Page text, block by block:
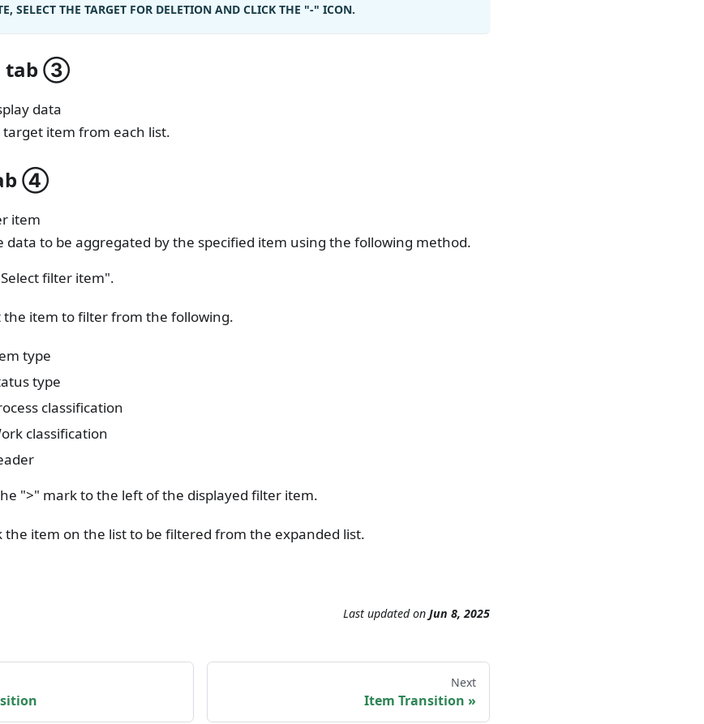
SELECT THE TARGET FOR DELETION AND CLICK THE "-" ICON.
tab ③
data
target item from each list.
④
item
data to be aggregated by the specified item using the following method.
filter item".
the item to filter from the following.
type
type
classification
classification
">" mark to the left of the displayed filter item.
the item on the list to be filtered from the expanded list.
Last updatedon Jun 8, 2025
Next
Item Transition